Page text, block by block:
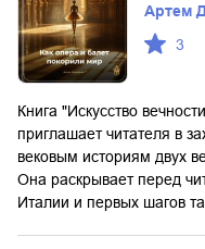
Артем
3
Книга "Искусство
приглашает читателя в
вековым историям двух
Она раскрывает перед
Италии и первых шагов